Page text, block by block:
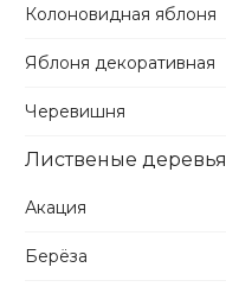
Колоновидная яблоня
Яблоня декоративная
Черевишня
Лиственые деревья
Акация
Берёза